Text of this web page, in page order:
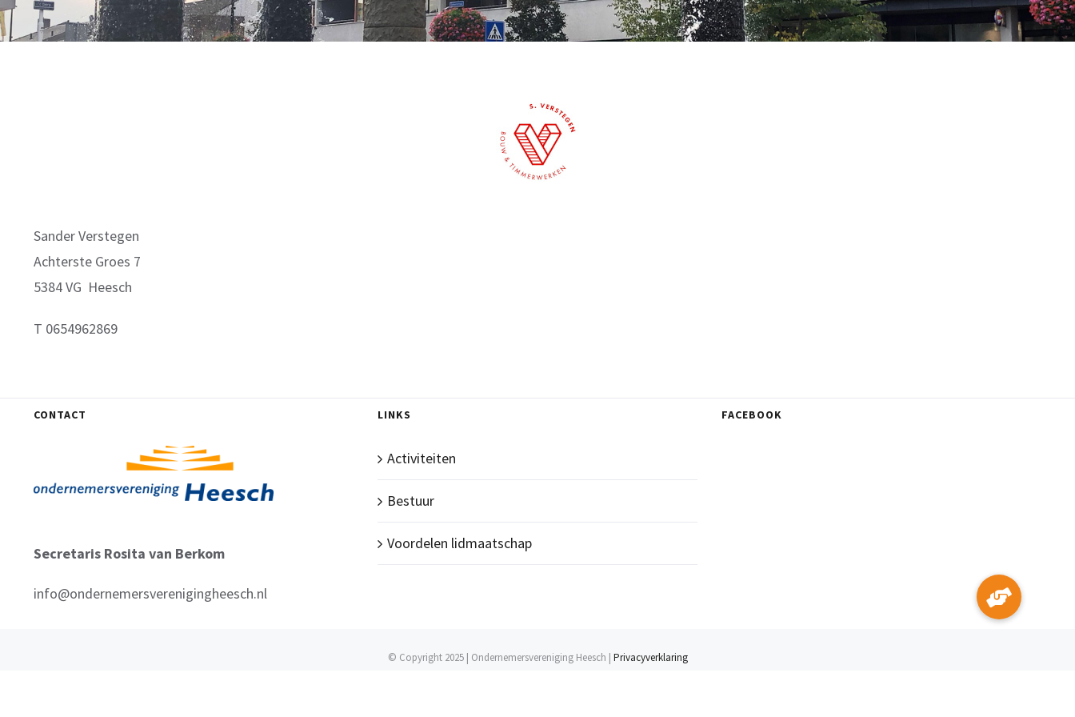
Sander Verstegen
Achterste Groes 7
5384 VG Heesch
T 0654962869
CONTACT
Secretaris Rosita van Berkom
info@ondernemersverenigingheesch.nl
LINKS
Activiteiten
Bestuur
Voordelen lidmaatschap
FACEBOOK
© Copyright 2025 | Ondernemersvereniging Heesch | Privacyverklaring